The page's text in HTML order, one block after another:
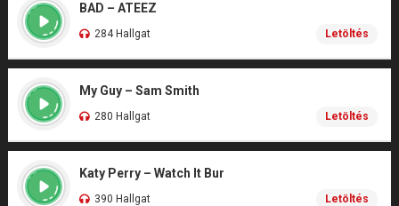
BAD – ATEEZ
284 Hallgat Letöltés
My Guy – Sam Smith
280 Hallgat Letöltés
Katy Perry – Watch It Bur
390 Hallgat Letöltés